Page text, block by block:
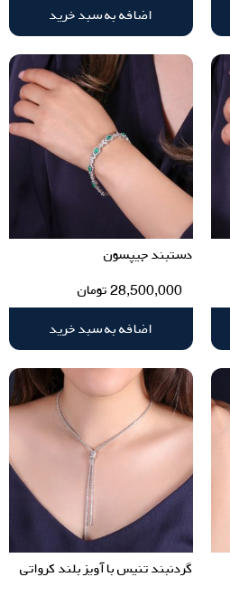
اضافه به سبد خرید
دستبند جیپسون
28,500,000تومان
اضافه به سبد خرید
گردنبند تنیس با آویز بلند کرواتی